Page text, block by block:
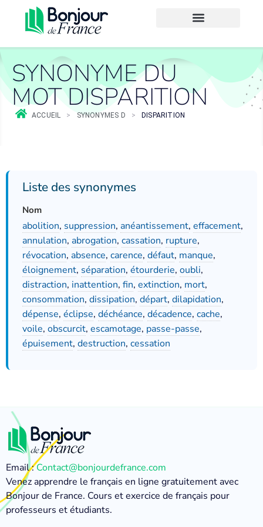
SYNONYME DU
MOT DISPARITION
ACCUEIL > SYNONYMES D > DISPARITION
Liste des synonymes
Nom
abolition, suppression, anéantissement, effacement,
annulation, abrogation, cassation, rupture,
révocation, absence, carence, défaut, manque,
éloignement, séparation, étourderie, oubli,
distraction, inattention, fin, extinction, mort,
consommation, dissipation, départ, dilapidation,
dépense, éclipse, déchéance, décadence, cache,
voile, obscurcit, escamotage, passe-passe,
épuisement, destruction, cessation
Email :Contact@bonjourdefrance.com
Venez apprendre le français en ligne gratuitement avec
Bonjour de France. Cours et exercice de français pour
professeurs et étudiants.